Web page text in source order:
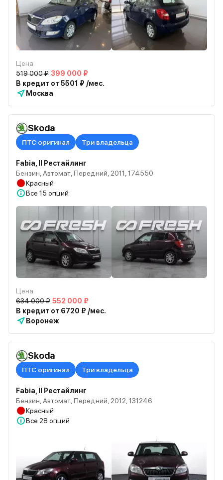
Цена
519 000 ₽ 399 000 ₽
В кредит от 5501 ₽ /мес.
Москва
Skoda
ПТС оригинал Три владельца
Fabia, II Рестайлинг
Бензин, Автомат, Передний, 2011, 174550
Красный
Все 15 опций
Цена
634 000 ₽ 552 000 ₽
В кредит от 6720 ₽ /мес.
Воронеж
Skoda
ПТС оригинал Три владельца
Fabia, II Рестайлинг
Бензин, Автомат, Передний, 2012, 131246
Красный
Все 28 опций